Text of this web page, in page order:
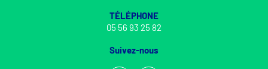
TÉLÉPHONE
05 56 93 25 82
Suivez-nous